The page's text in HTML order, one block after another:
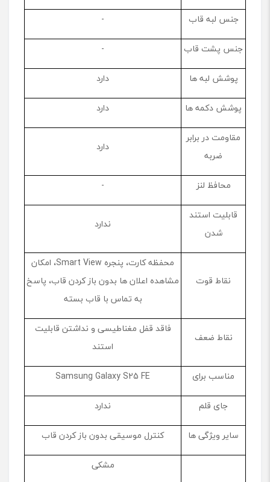
جنس لبه قاب
-
جنس پشت قاب
-
پوشش لبه ها
دارد
پوشش دکمه ها
دارد
مقاومت در برابر
ضربه
دارد
محافظ لنز
-
قابلیت استند
شدن
ندارد
نقاط قوت
محفظه کارت، پنجره Smart View، امکان
مشاهده اعلان ها بدون باز کردن قاب، پاسخ
به تماس با قاب بسته
نقاط ضعف
فاقد قفل مغناطیسی و نداشتن قابلیت
استند
مناسب برای
Samsung Galaxy S25 FE
جای قلم
ندارد
سایر ویژگی ها
کنترل موسیقی بدون باز کردن قاب
مشکی